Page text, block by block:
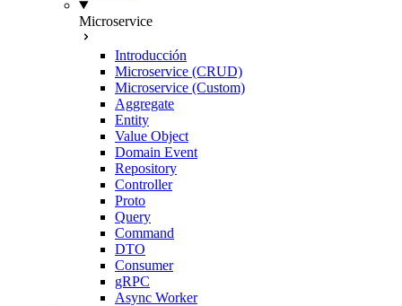
Microservice
Introducción
Microservice (CRUD)
Microservice (Custom)
Aggregate
Entity
Value Object
Domain Event
Repository
Controller
Proto
Query
Command
DTO
Consumer
gRPC
Async Worker